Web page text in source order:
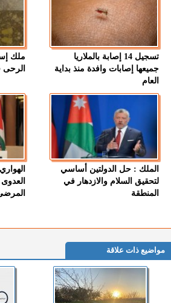
تسجيل 14 إصابة بالملاريا
جميعها إصابات وافدة منذ بداية
العام
ملك
الرحى
الملك : حل الدولتين أساسي
لتحقيق السلام والازدهار في
المنطقة
مواضيع ذات علاقة